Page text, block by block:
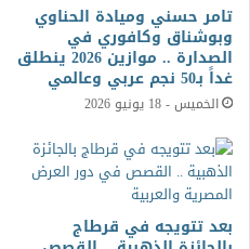
تامر حسني وميادة الحناوي
وبوشناق وكافوري في
الصدارة .. موازين 2026 ينطلق
غداً بـ50 نجم عربي وعالمي
الخميس - 18 يونيو 2026
بعد تتويجه في قرطاج